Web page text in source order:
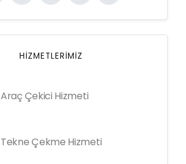
HIZMETLERIMIZ
Araç Çekici Hizmeti
Tekne Çekme Hizmeti